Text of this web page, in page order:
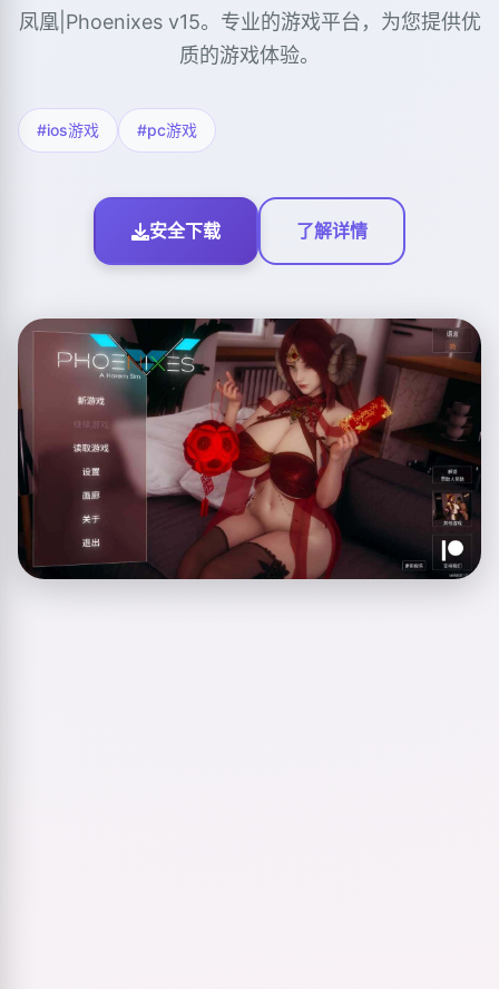
凤凰|Phoenixes v15。专业的游戏平台，为您提供优
质的游戏体验。
#ios游戏 #pc游戏
安全下载 了解详情